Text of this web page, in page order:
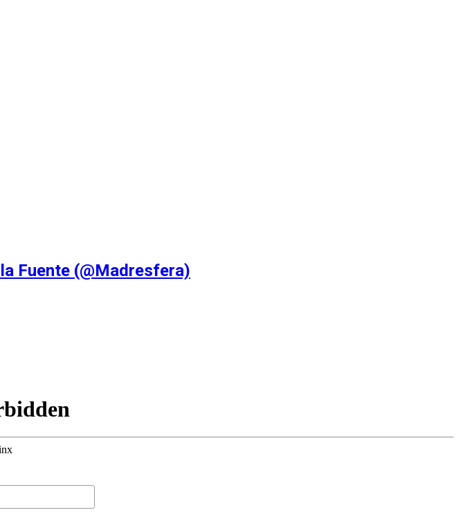
Fuente (@Madresfera)